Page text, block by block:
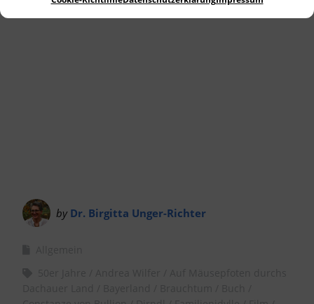
Landkreis Dachau.
by Dr. Birgitta Unger-Richter